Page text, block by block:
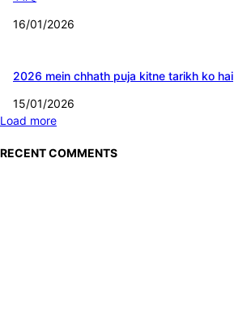
16/01/2026
2026 mein chhath puja kitne tarikh ko hai
15/01/2026
Load more
RECENT COMMENTS